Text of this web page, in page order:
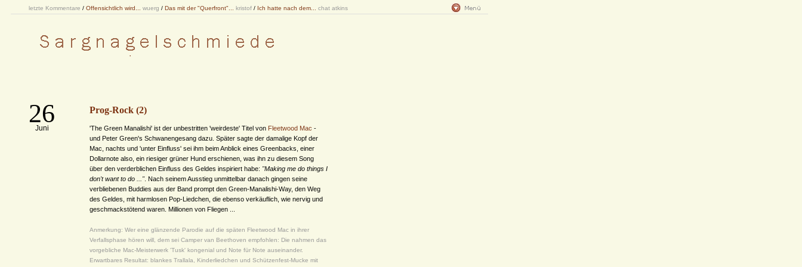
letzte Kommentare / Offensichtlich wird... wuerg / Das mit der "Querfront"... kristof / Ich hatte nach dem... chat atkins
26
Juni
Prog-Rock (2)
'The Green Manalishi' ist der unbestritten 'weirdeste' Titel von Fleetwood Mac -
und Peter Green's Schwanengesang dazu. Später sagte der damalige Kopf der
Mac, nachts und 'unter Einfluss' sei ihm beim Anblick eines Greenbacks, einer
Dollarnote also, ein riesiger grüner Hund erschienen, was ihn zu diesem Song
über den verderblichen Einfluss des Geldes inspiriert habe: "Making me do things I
don't want to do ...". Nach seinem Ausstieg unmittelbar danach gingen seine
verbliebenen Buddies aus der Band prompt den Green-Manalishi-Way, den Weg
des Geldes, mit harmlosen Pop-Liedchen, die ebenso verkäuflich, wie nervig und
geschmackstötend waren. Millionen von Fliegen ...
Anmerkung: Wer eine glänzende Parodie auf die späten Fleetwood Mac in ihrer
Verfallsphase hören will, dem sei Camper van Beethoven empfohlen: Die nahmen das
vorgebliche Mac-Meisterwerk 'Tusk' kongenial und Note für Note auseinander.
Erwartbares Resultat: blankes Trallala, Kinderliedchen und Schützenfest-Mucke mit